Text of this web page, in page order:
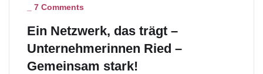
7 Comments
Ein Netzwerk, das trägt –
Unternehmerinnen Ried –
Gemeinsam stark!